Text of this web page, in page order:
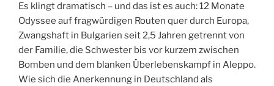
Es klingt dramatisch – und das ist es auch: 12 Monate
Odyssee auf fragwürdigen Routen quer durch Europa,
Zwangshaft in Bulgarien seit 2,5 Jahren getrennt von
der Familie, die Schwester bis vor kurzem zwischen
Bomben und dem blanken Überlebenskampf in Aleppo.
Wie sich die Anerkennung in Deutschland als